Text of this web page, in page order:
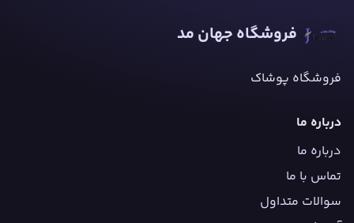
فروشگاه جهان مد
فروشگاه پوشاک
درباره ما
درباره ما
تماس با ما
سوالات متداول